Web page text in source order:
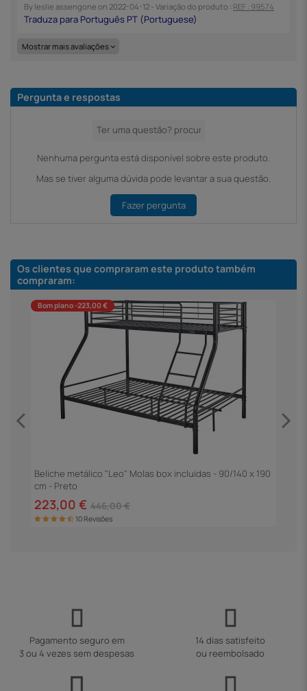
By leslie assengone on 2022-04-12 - Variação do produto : REF : 99574
Mostrar mais avaliações
Pergunta e respostas
Nenhuma pergunta está disponível sobre este produto.
Mas se tiver alguma dúvida pode levantar a sua questão.
Fazer pergunta
Os clientes que compraram este produto também
compraram:
Bom plano -223,00 €
Beliche metálico "Leo" Molas box incluídas - 90/140 x 190
cm - Preto
223,00 € 446,00 €
10 Revisões
Pagamento seguro em
3 ou 4 vezes sem despesas
14 dias satisfeito
ou reembolsado